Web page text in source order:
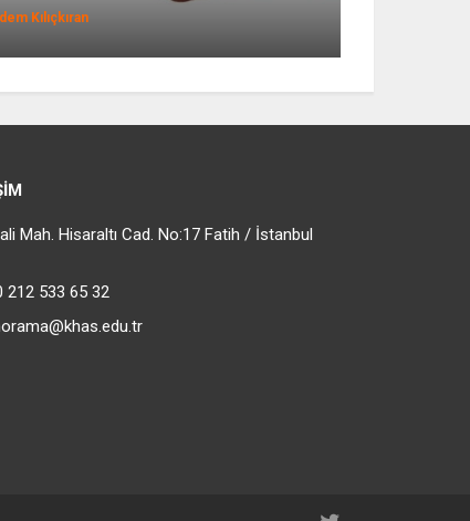
Kılıçkıran
Mah. Hisaraltı Cad. No:17 Fatih / İstanbul
212 533 65 32